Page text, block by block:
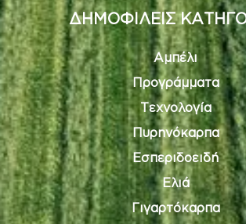
ΔΗΜΟΦΙΛΕΙΣ
Αμπέλι
Προγράμματα
Τεχνολογία
Πυρηνόκαρπα
Εσπεριδοειδή
Ελιά
Γιγαρτόκαρπα